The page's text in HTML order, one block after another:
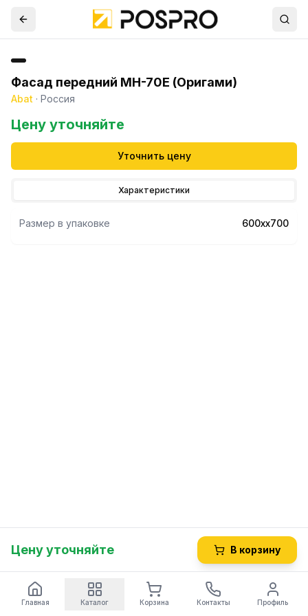
Фасад передний МН-70Е (Оригами)
Abat · Россия
Цену уточняйте
Уточнить цену
Характеристики
Размер в упаковке 600хх700
Цену уточняйте В корзину
Главная Каталог Корзина Контакты Профиль